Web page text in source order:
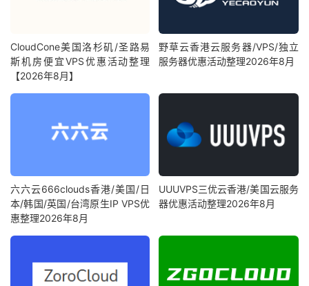
CloudCone美国洛杉矶/圣路易
斯机房便宜VPS优惠活动整理
【2026年8月】
野草云香港云服务器/VPS/独立
服务器优惠活动整理2026年8月
六六云666clouds香港/美国/日
本/韩国/英国/台湾原生IP VPS优
惠整理2026年8月
UUUVPS三优云香港/美国云服务
器优惠活动整理2026年8月